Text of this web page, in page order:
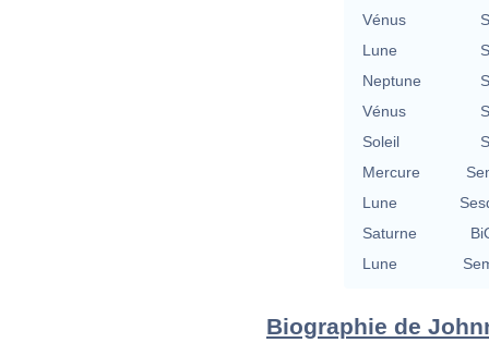
Vénus
Lune
Neptune
Vénus
Soleil
Mercure
Lune
Saturne
Lune
Biographie de